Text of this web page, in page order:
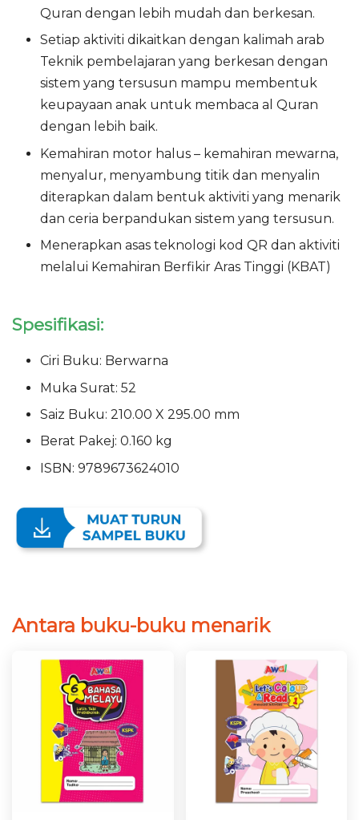
Quran dengan lebih mudah dan berkesan.
Setiap aktiviti dikaitkan dengan kalimah arab
Teknik pembelajaran yang berkesan dengan
sistem yang tersusun mampu membentuk
keupayaan anak untuk membaca al Quran
dengan lebih baik.
Kemahiran motor halus – kemahiran mewarna,
menyalur, menyambung titik dan menyalin
diterapkan dalam bentuk aktiviti yang menarik
dan ceria berpandukan sistem yang tersusun.
Menerapkan asas teknologi kod QR dan aktiviti
melalui Kemahiran Berfikir Aras Tinggi (KBAT)
Spesifikasi:
Ciri Buku: Berwarna
Muka Surat: 52
Saiz Buku: 210.00 X 295.00 mm
Berat Pakej: 0.160 kg
ISBN: 9789673624010
Antara buku-buku menarik